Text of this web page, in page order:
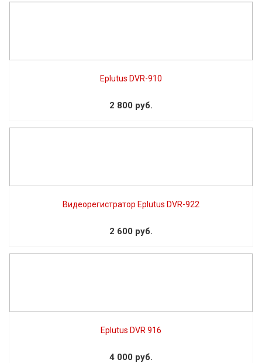
Eplutus DVR-910
2 800 руб.
Видеорегистратор Eplutus DVR-922
2 600 руб.
Eplutus DVR 916
4 000 руб.